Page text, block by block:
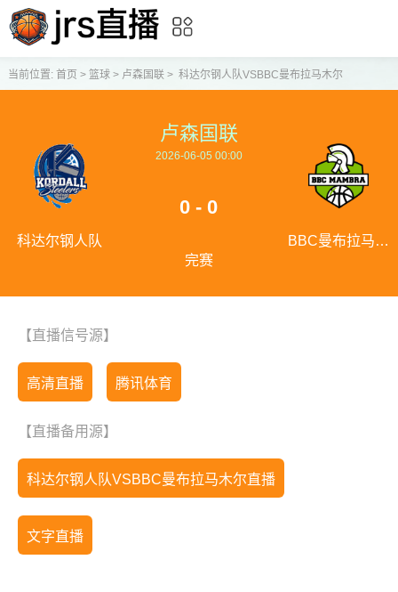
当前位置: 首页 > 篮球> 卢森国联> 科达尔钢人队VSBBC曼布拉马木尔
科达尔钢人队
卢森国联
2026-06-05 00:00
0 - 0
完赛
BBC曼布拉马木
【直播信号源】
高清直播 腾讯体育
【直播备用源】
科达尔钢人队VSBBC曼布拉马木尔直播
文字直播